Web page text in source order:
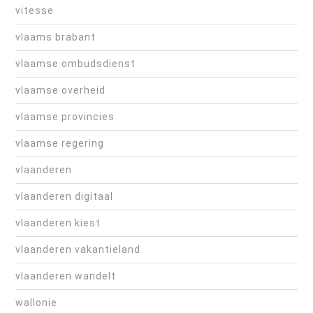
vitesse
vlaams brabant
vlaamse ombudsdienst
vlaamse overheid
vlaamse provincies
vlaamse regering
vlaanderen
vlaanderen digitaal
vlaanderen kiest
vlaanderen vakantieland
vlaanderen wandelt
wallonie